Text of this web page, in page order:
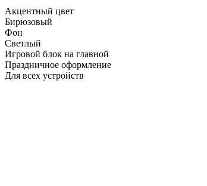
Акцентный цвет
Бирюзовый
Фон
Светлый
Игровой блок на главной
Праздничное оформление
Для всех устройств